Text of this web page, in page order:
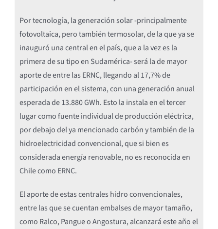
Por tecnología, la generación solar -principalmente
fotovoltaica, pero también termosolar, de la que ya se
inauguró una central en el país, que a la vez es la
primera de su tipo en Sudamérica- será la de mayor
aporte de entre las ERNC, llegando al 17,7% de
participación en el sistema, con una generación anual
esperada de 13.880 GWh. Esto la instala en el tercer
lugar como fuente individual de producción eléctrica,
por debajo del ya mencionado carbón y también de la
hidroelectricidad convencional, que si bien es
considerada energía renovable, no es reconocida en
Chile como ERNC.
El aporte de estas centrales hidro convencionales,
entre las que se cuentan embalses de mayor tamaño,
como Ralco, Pangue o Angostura, alcanzará este año el